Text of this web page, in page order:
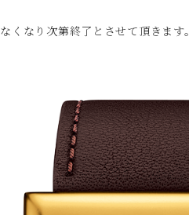
くなり次第終了とさせて頂きます。